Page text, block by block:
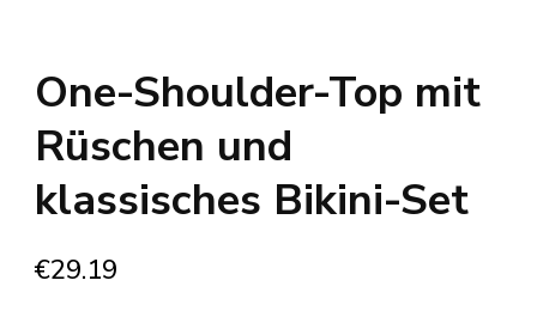
One-Shoulder-Top mit
Rüschen und
klassisches Bikini-Set
€29.19